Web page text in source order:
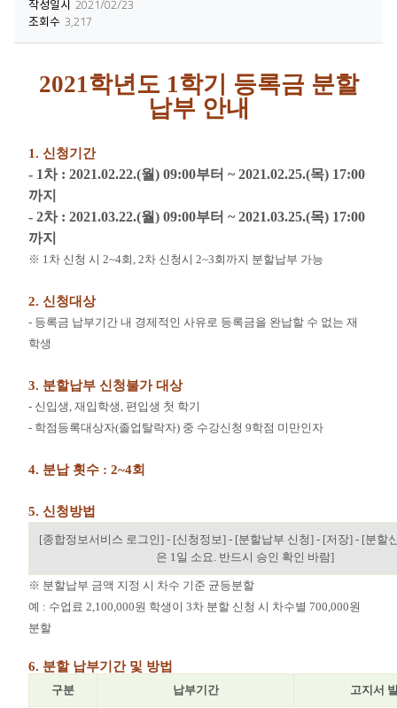
작성일시 2021/02/23
조회수 3,217
2021학년도 1학기 등록금 분할
납부 안내
1. 신청기간
- 1차 : 2021.02.22.(월) 09:00부터 ~ 2021.02.25.(목) 17:00
까지
- 2차 : 2021.03.22.(월) 09:00부터 ~ 2021.03.25.(목) 17:00
까지
※ 1차 신청 시 2~4회 , 2차 신청시 2~3회까지 분할납부 가능
2. 신청대상
- 등록금 납부기간 내 경제적인 사유로 등록금을 완납할 수 없는 재
학생
3. 분할납부 신청불가 대상
- 신입생 , 재입학생 , 편입생 첫 학기
- 학점등록대상자(졸업탈락자) 중 수강신청 9학점 미만인자
4. 분납 횟수 : 2~4회
5. 신청방법
[종합정보서비스 로그인] - [신청정보] - [분할납부 신청] - [저장] - [분할
은 1일 소요. 반드시 승인 확인 바람]
※ 분할납부 금액 지정 시 차수 기준 균등분할
예 : 수업료 2,100,000원 학생이 3차 분할 신청 시 차수별 700,000원
분할
6. 분할 납부기간 및 방법
구분 납부기간 고지서